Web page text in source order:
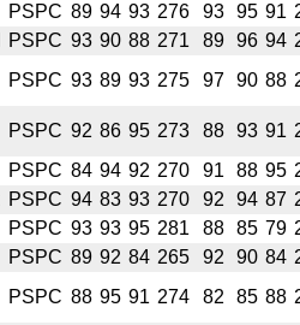
PSPC 89 94 93 276 93 95 91
PSPC 93 90 88 271 89 96 94
PSPC 93 89 93 275 97 90 88
PSPC 92 86 95 273 88 93 91
PSPC 84 94 92 270 91 88 95
PSPC 94 83 93 270 92 94 87
PSPC 93 93 95 281 88 85 79
PSPC 89 92 84 265 92 90 84
PSPC 88 95 91 274 82 85 88